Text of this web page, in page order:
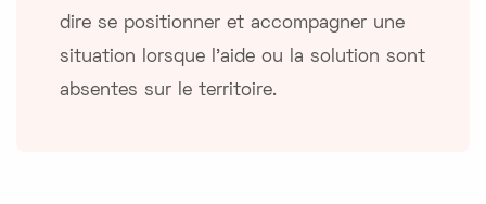
dire se positionner et accompagner une
situation lorsque l'aide ou la solution sont
absentes sur le territoire.